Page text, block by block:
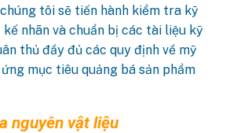
tôi sẽ tiến hành kiểm tra kỹ
nhãn và chuẩn bị các tài liệu kỹ
thủ đầy đủ các quy định về mỹ
mục tiêu quảng bá sản phẩm
nguyên vật liệu